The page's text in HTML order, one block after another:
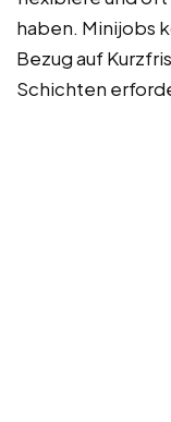
haben. Minijobs
Bezug auf
Schichten